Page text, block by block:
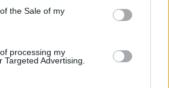
the Sale of my
processing my
Targeted Advertising.
kaland 7.